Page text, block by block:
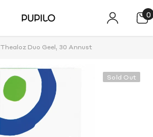
00
Thealoz Duo Geel, 30 Annust
Sold Out